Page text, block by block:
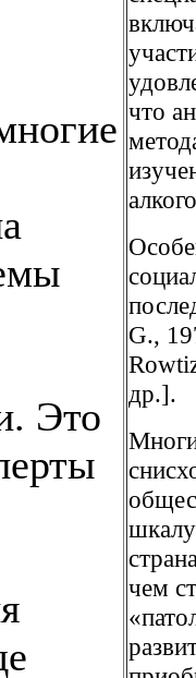
Это
что
G.,
др.].
чем